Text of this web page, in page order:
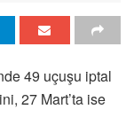
49 uçuşu iptal
27 Mart’ta ise